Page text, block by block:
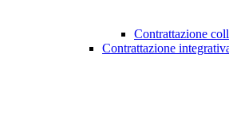
Contrattazione
Contrattazione